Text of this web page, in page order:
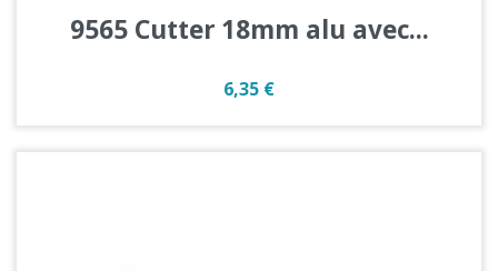
9565 Cutter 18mm alu avec...
Prix
6,35 €